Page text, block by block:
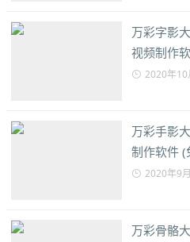
万彩字影
视频制作
2020年10
万彩手影
制作软件 (
2020年9
万彩骨骼